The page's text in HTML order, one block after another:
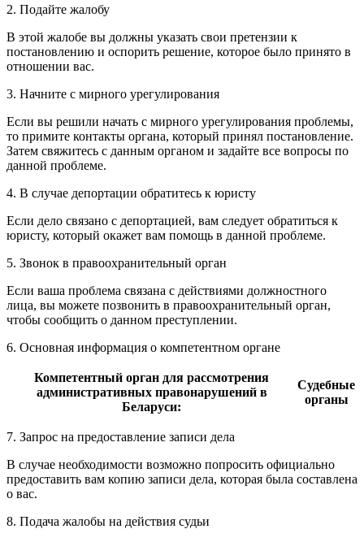
2. Подайте жалобу
В этой жалобе вы должны указать свои претензии к
постановлению и оспорить решение, которое было принято в
отношении вас.
3. Начните с мирного урегулирования
Если вы решили начать с мирного урегулирования проблемы,
то примите контакты органа, который принял постановление.
Затем свяжитесь с данным органом и задайте все вопросы по
данной проблеме.
4. В случае депортации обратитесь к юристу
Если дело связано с депортацией, вам следует обратиться к
юристу, который окажет вам помощь в данной проблеме.
5. Звонок в правоохранительный орган
Если ваша проблема связана с действиями должностного
лица, вы можете позвонить в правоохранительный орган,
чтобы сообщить о данном преступлении.
6. Основная информация о компетентном органе
Компетентный орган для рассмотрения
административных правонарушений в
Беларуси:
Судебные
органы
7. Запрос на предоставление записи дела
В случае необходимости возможно попросить официально
предоставить вам копию записи дела, которая была составлена
о вас.
8. Подача жалобы на действия судьи